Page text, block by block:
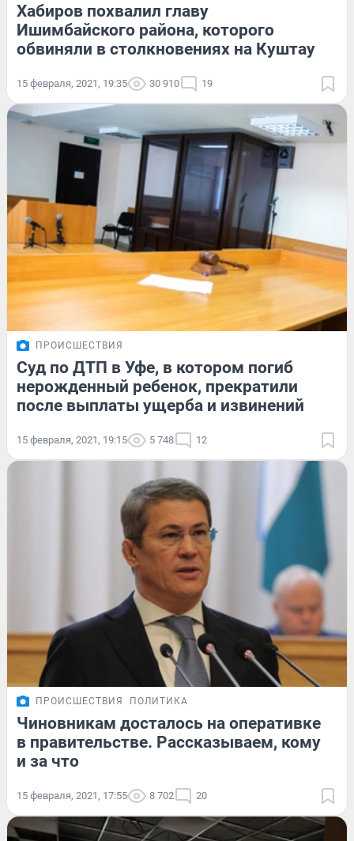
Хабиров похвалил главу
Ишимбайского района, которого
обвиняли в столкновениях на Куштау
15 февраля, 2021, 19:35 30 910 19
ПРОИСШЕСТВИЯ
Суд по ДТП в Уфе, в котором погиб
нерожденный ребенок, прекратили
после выплаты ущерба и извинений
15 февраля, 2021, 19:15 5 748 12
ПРОИСШЕСТВИЯ ПОЛИТИКА
Чиновникам досталось на оперативке
в правительстве. Рассказываем, кому
и за что
15 февраля, 2021, 17:55 8 702 20